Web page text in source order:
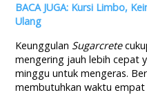
BACA JUGA: Kursi Limbo,
Ulang
Keunggulan Sugarcrete
mengering jauh lebih cepat
minggu untuk mengeras.
membutuhkan waktu empat